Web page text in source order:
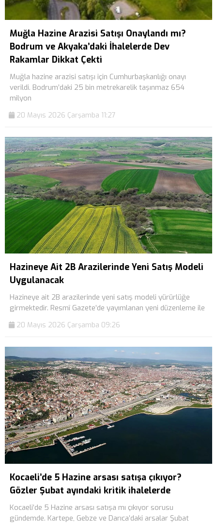
Muğla Hazine Arazisi Satışı Onaylandı mı?
Bodrum ve Akyaka’daki İhalelerde Dev
Rakamlar Dikkat Çekti
Muğla hazine arazisi satışı için Cumhurbaşkanlığı onayı
verildi. Bodrum’daki 25 bin metrekarelik taşınmaz 654
milyon
20 Mayıs 2026 Çarşamba 11:27
Hazineye Ait 2B Arazilerinde Yeni Satış Modeli
Uygulanacak
Hazineye ait 2B arazilerinde yeni satış modeli yürürlüğe
girmektedir. Resmî Gazete’de yayımlanan yeni düzenleme ile
20 Mayıs 2026 Çarşamba 09:26
Kocaeli’de 5 Hazine arsası satışa çıkıyor?
Gözler Şubat ayındaki kritik ihalelerde
Kocaeli’de 5 Hazine arsası satışa mı çıkıyor sorusu
gündemde. Kartepe, Gebze ve Darıca’daki arsalar Şubat